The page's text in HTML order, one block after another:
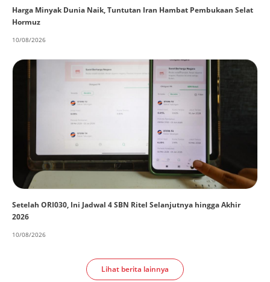
Harga Minyak Dunia Naik, Tuntutan Iran Hambat Pembukaan Selat
Hormuz
10/08/2026
Setelah ORI030, Ini Jadwal 4 SBN Ritel Selanjutnya hingga Akhir
2026
10/08/2026
Lihat berita lainnya